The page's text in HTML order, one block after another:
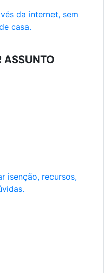
da internet, sem
casa.
ASSUNTO
isenção, recursos,